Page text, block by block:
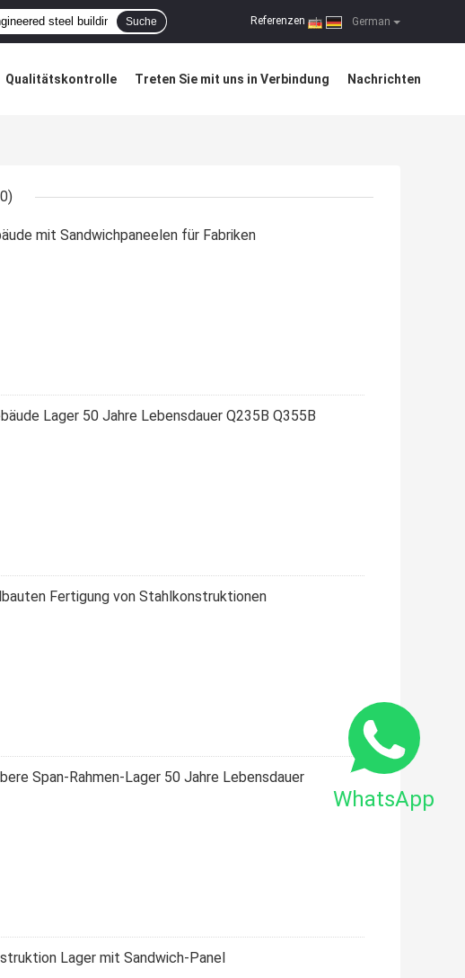
German
Referenzen |
Suche
Qualitätskontrolle Treten Sie mit uns in Verbindung Nachrichten
mit Sandwichpaneelen für Fabriken
Lager 50 Jahre Lebensdauer Q235B Q355B
Fertigung von Stahlkonstruktionen
Span-Rahmen-Lager 50 Jahre Lebensdauer
Lager mit Sandwich-Panel
WhatsApp